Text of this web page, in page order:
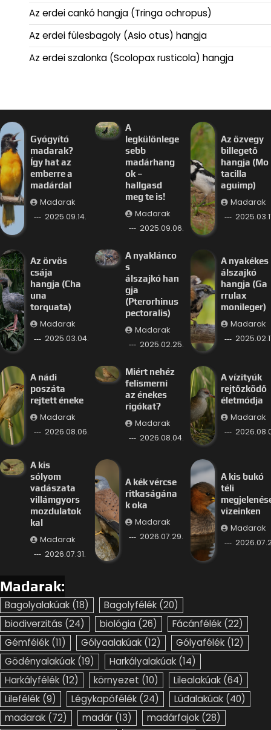
Az erdei cankó hangja (Tringa ochropus)
Az erdei fülesbagoly (Asio otus) hangja
Az erdei szalonka (Scolopax rusticola) hangja
Gyógyító
madarak?
Így hat az
emberre a
madárdal
Madarak
2025.09.14.
A
legkülönlege
sebb
madárhang
ok –
hallgasd
meg te is!
Madarak
2025.09.06.
Az özvegy
billegető
hangja (Mo
tacilla
aguimp)
Madarak
Az örvös
csája
hangja (Cha
una
torquata)
Madarak
2025.03.04.
A nyaklánco
s
álszajkó han
gja
(Pterorhinus
pectoralis)
Madarak
2025.02.25.
A nyakékes
álszajkó
hangja (Ga
rrulax
monileger)
Madarak
A nádi
poszáta
rejtett éneke
Madarak
2026.08.06.
Miért nehéz
felismerni
az énekes
rigókat?
Madarak
2026.08.04.
A vízityúk
rejtőzködő
életmódja
Madarak
A kis
sólyom
vadászata
villámgyors
mozdulatok
kal
Madarak
2026.07.31.
A kék vércse
ritkaságána
k oka
Madarak
2026.07.29.
A kis bukó
téli
vizeinken
Madarak
Madarak:
Bagolyalakúak (18) Bagolyfélék (20)
biodiverzitás (24) biológia (26) Fácánfélék (22)
Gémfélék (11) Gólyaalakúak (12) Gólyafélék (12)
Gödényalakúak (19) Harkályalakúak (14)
Harkályfélék (12) környezet (10) Lilealakúak (64)
Lilefélék (9) Légykapófélék (24) Lúdalakúak (40)
madarak (72) madár (13) madárfajok (28)